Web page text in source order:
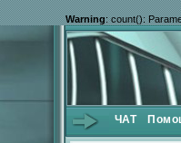
Warning: count():
ЧАТ